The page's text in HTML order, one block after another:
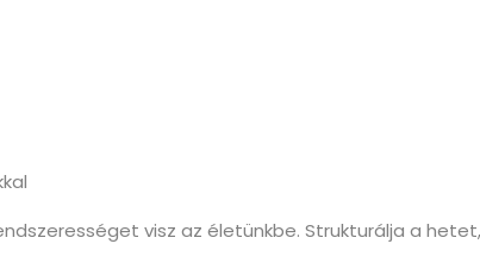
visz az életünkbe. Strukturálja a